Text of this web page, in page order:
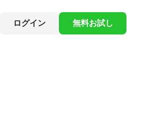
ログイン 無料お試し